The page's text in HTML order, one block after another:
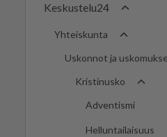
Keskustelu24
Yhteiskunta
Uskonnot ja
Kristinusko
Adventismi
Helluntailaisuus